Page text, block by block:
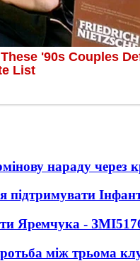
нараду через
підтримувати
Яремчука - ЗМІ
між трьома